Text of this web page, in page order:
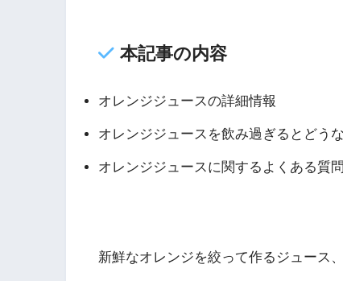
本記事の内容
オレンジジュースの詳細情報
オレンジジュースを飲み過ぎるとどう
オレンジジュースに関するよくある質問
新鮮なオレンジを絞って作るジュース